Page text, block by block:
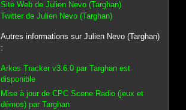
Site Web de Julien Nevo (Targhan)
Twitter de Julien Nevo (Targhan)
Autres informations sur Julien Nevo (Targhan)
:
Arkos Tracker v3.6.0 par Targhan est
disponible
Mise à jour de CPC Scene Radio (jeux et
démos) par Targhan